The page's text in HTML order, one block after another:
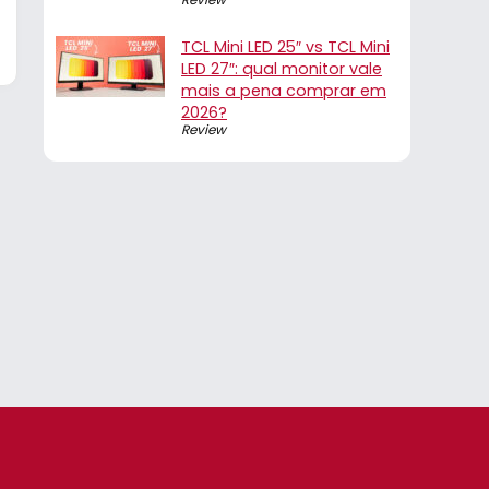
TCL Mini LED 25″ vs TCL Mini
LED 27″: qual monitor vale
mais a pena comprar em
2026?
Review